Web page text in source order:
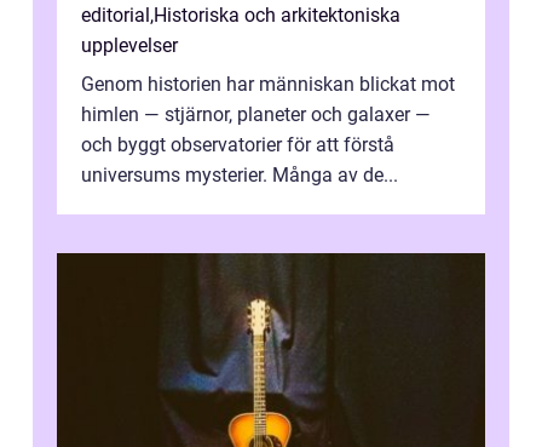
editorial ,Historiska och arkitektoniska
upplevelser
Genom historien har människan blickat mot
himlen — stjärnor, planeter och galaxer —
och byggt observatorier för att förstå
universums mysterier. Många av de...